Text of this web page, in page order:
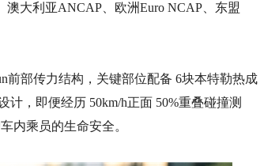
大利亚ANCAP、欧洲Euro NCAP、东盟
前部传力结构，关键部位配备 6块本特勒热成
，即便经历 50km/h正面 50%重叠碰撞测
内乘员的生命安全。